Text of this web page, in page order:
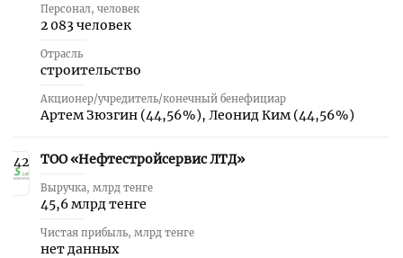
Персонал, человек
2 083 человек
Отрасль
строительство
Акционер/учредитель/конечный бенефициар
Артем Зюзгин (44,56 %), Леонид Ким (44,56 %)
42 ТОО «Нефтестройсервис ЛТД»
Выручка, млрд тенге
45,6 млрд тенге
Чистая прибыль, млрд тенге
нет данных